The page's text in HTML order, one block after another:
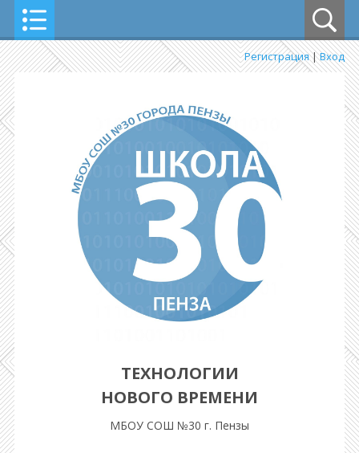
Регистрация|Вход
ТЕХНОЛОГИИ
НОВОГО ВРЕМЕНИ
МБОУ СОШ №30 г. Пензы